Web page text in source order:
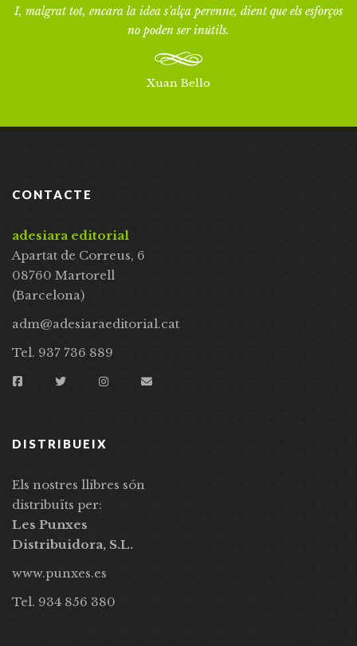
I, malgrat tot, encara la idea s’alça perenne, dient que els esforços
no poden ser inútils.
Xuan Bello
CONTACTE
adesiara editorial
Apartat de Correus, 6
08760 Martorell
(Barcelona)
adm@adesiaraeditorial.cat
Tel. 937 736 889
DISTRIBUEIX
Els nostres llibres són
distribuïts per:
Les Punxes
Distribuidora, S.L.
www.punxes.es
Tel. 934 856 380